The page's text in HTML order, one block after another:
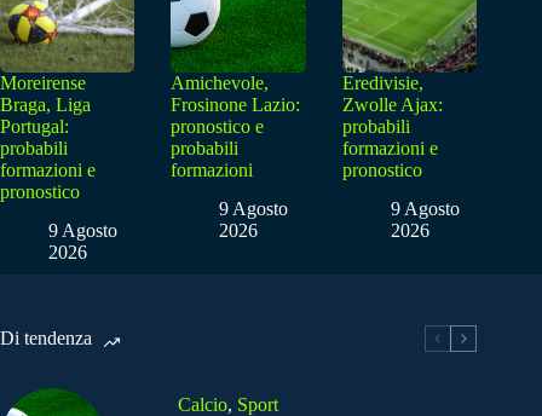
Moreirense
Braga, Liga
Portugal:
probabili
formazioni e
pronostico
9 Agosto
2026
Amichevole,
Frosinone Lazio:
pronostico e
probabili
formazioni
9 Agosto
2026
Eredivisie,
Zwolle Ajax:
probabili
formazioni e
pronostico
9 Agosto
2026
Di tendenza
Calcio, Sport